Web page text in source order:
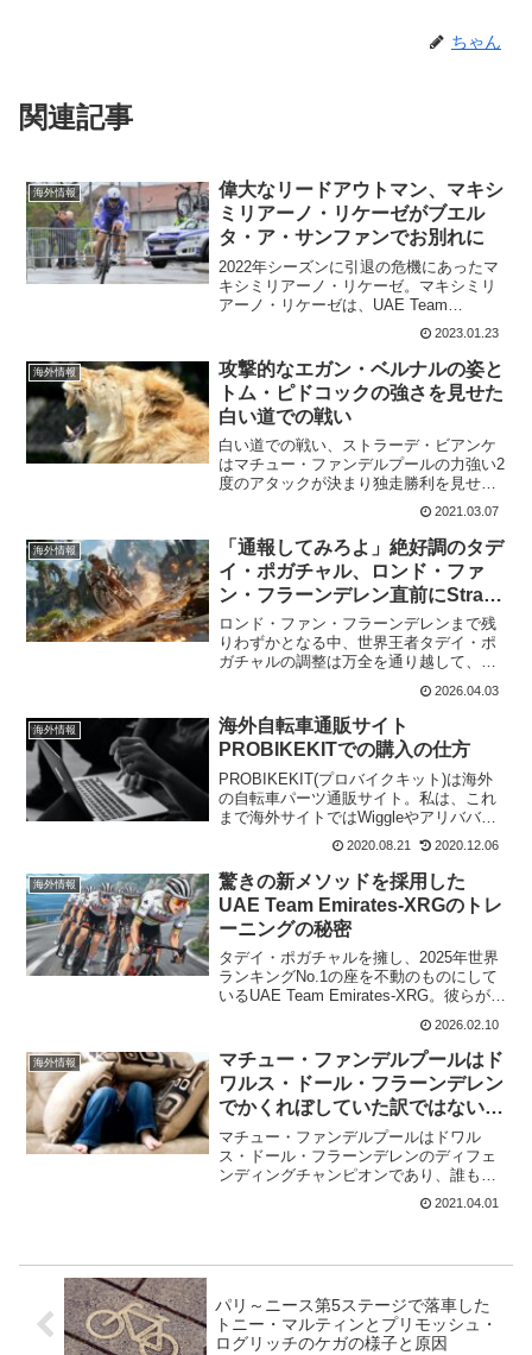
ちゃん
関連記事
海外情報
偉大なリードアウトマン、マキシ
ミリアーノ・リケーゼがブエル
タ・ア・サンファンでお別れに
2022年シーズンに引退の危機にあったマ
キシミリアーノ・リケーゼ。マキシミリ
アーノ・リケーゼは、UAE Team
Emiratesで2022年シーズンを走り切った
が、2023年シーズンの署名には失敗して
しまった。マーク・カヴェンディシュと
共...
2023.01.23
海外情報
攻撃的なエガン・ベルナルの姿と
トム・ピドコックの強さを見せた
白い道での戦い
白い道での戦い、ストラーデ・ビアンケ
はマチュー・ファンデルプールの力強い2
度のアタックが決まり独走勝利を見せて
くれた。印象に残ったのはマチューの力
強さだけではない。イネオスの二人の若
者の戦いにも目を見張るものがあった。
一人は、ツール・ド・フ...
2021.03.07
海外情報
「通報してみろよ」絶好調のタデ
イ・ポガチャル、ロンド・ファ
ン・フラーンデレン直前にStrava
で驚異のKOMを連発
ロンド・ファン・フラーンデレンまで残
りわずかとなる中、世界王者タデイ・ポ
ガチャルの調整は万全を通り越して、も
はや手が付けられない領域に達している
ようだ。マチュー・ファンデルプール、
ワウト・ファンアールト、そしてレム
コ・エヴェネプールといった...
2026.04.03
海外情報
海外自転車通販サイト
PROBIKEKITでの購入の仕方
PROBIKEKIT(プロバイクキット)は海外
の自転車パーツ通販サイト。私は、これ
まで海外サイトではWiggleやアリババ、
Wishでしか自転車のパーツを購入したこ
とがない。パソコンが変わったりする
と、また一から購入方法を検索しないと
いけな...
2020.08.21 2020.12.06
海外情報
驚きの新メソッドを採用した
UAE Team Emirates-XRGのトレ
ーニングの秘密
タデイ・ポガチャルを擁し、2025年世界
ランキングNo.1の座を不動のものにして
いるUAE Team Emirates-XRG。彼らがラ
イバルチームに差をつけるために行って
いるトレーニング内容が、凄まじい。特
にタデイ・ポガチャルの練習内容は...
2026.02.10
海外情報
マチュー・ファンデルプールはド
ワルス・ドール・フラーンデレン
でかくれぼしていた訳ではないと
コメント
マチュー・ファンデルプールはドワル
ス・ドール・フラーンデレンのディフェ
ンディングチャンピオンであり、誰もが
このレースの優勝候補であると思ってい
たのは間違いない。だが、マチュー・フ
2021.04.01
パリ～ニース第5ステージで落車した
トニー・マルティンとプリモッシュ・
ログリッチのケガの様子と原因